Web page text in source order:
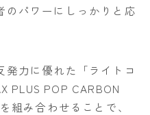
のパワーにしっかりと応
力に優れた「ライトコ
PLUS POP CARBON
組み合わせることで、